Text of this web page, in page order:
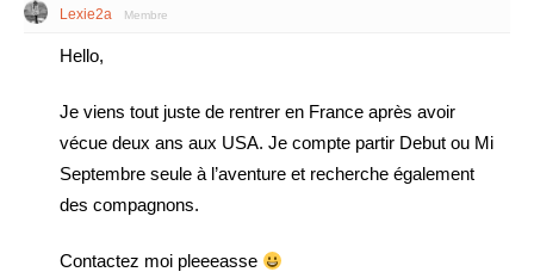
Lexie2a Membre
Hello,
Je viens tout juste de rentrer en France après avoir
vécue deux ans aux USA. Je compte partir Debut ou Mi
Septembre seule à l’aventure et recherche également
des compagnons.
Contactez moi pleeeasse